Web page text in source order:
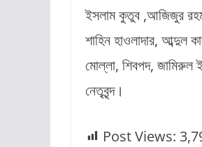
ইসলাম কুতুব ,আজিজুর
শাহিন হাওলাদার, আব্দুল
মোল্লা, শিবপদ, জামিরুল
নেতৃবৃন্দ।
Post Views: